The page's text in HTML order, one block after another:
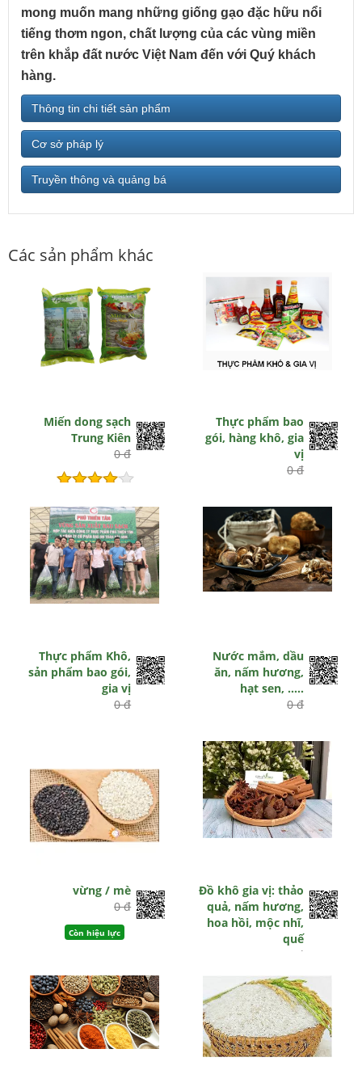
mong muốn mang những giống gạo đặc hữu nổi
tiếng thơm ngon, chất lượng của các vùng miền
trên khắp đất nước Việt Nam đến với Quý khách
hàng.
Thông tin chi tiết sản phẩm
Cơ sở pháp lý
Truyền thông và quảng bá
Các sản phẩm khác
Miến dong sạch
Trung Kiên
0 đ
Thực phẩm bao
gói, hàng khô, gia
vị
0 đ
Thực phẩm Khô,
sản phẩm bao gói,
gia vị
0 đ
Nước mắm, dầu
ăn, nấm hương,
hạt sen, .....
0 đ
vừng / mè
0 đ
Còn hiệu lực
Đồ khô gia vị: thảo
quả, nấm hương,
hoa hồi, mộc nhĩ,
quế
0 đ
Còn hiệu lực